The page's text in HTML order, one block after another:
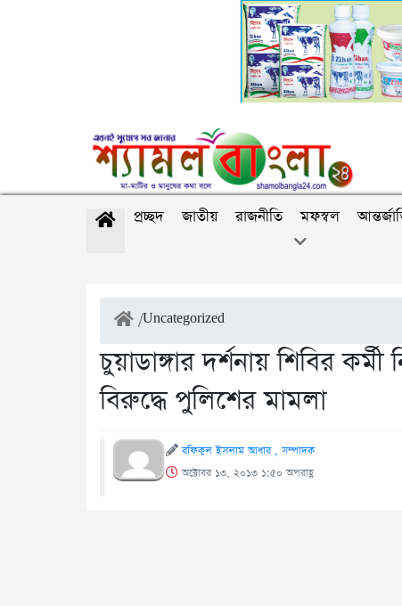
প্রচ্ছদ জাতীয় রাজনীতি মফস্বল
/Uncategorized
চুয়াডাঙ্গার দর্শনায় শিবির
বিরুদ্ধে পুলিশের মামলা
রফিকুল ইসলাম আধার , সম্পাদক
অক্টোবর ১৩, ২০১৩ ১:৫০ অপরাহ্ণ